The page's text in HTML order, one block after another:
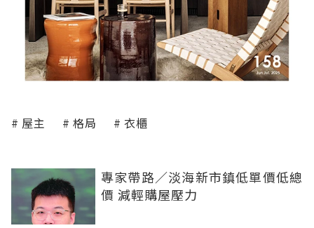
屋主 格局 衣櫃
專家帶路／淡海新市鎮低單價低總
價 減輕購屋壓力